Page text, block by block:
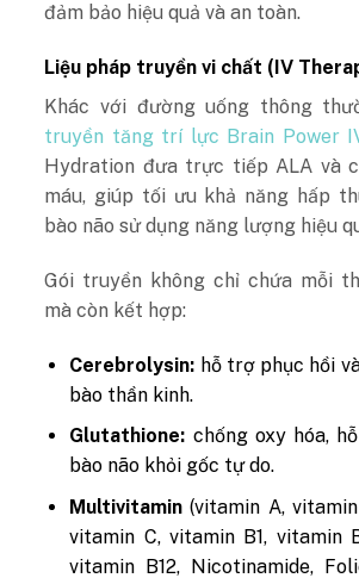
đảm bảo hiệu quả và an toàn.
Liệu pháp truyền vi chất (IV
Khác với đường uống thông
truyền tăng trí lực Brain Power
Hydration đưa trực tiếp ALA và
máu, giúp tối ưu khả năng hấp
bào não sử dụng năng lượng hiệu
Gói truyền không chỉ chứa mỗi
mà còn kết hợp:
Cerebrolysin: hỗ trợ phục hồi
bào thần kinh.
Glutathione: chống oxy hóa,
bào não khỏi gốc tự do.
Multivitamin(vitamin A,
vitamin C, vitamin B1, vitamin
vitamin B12, Nicotinamide,